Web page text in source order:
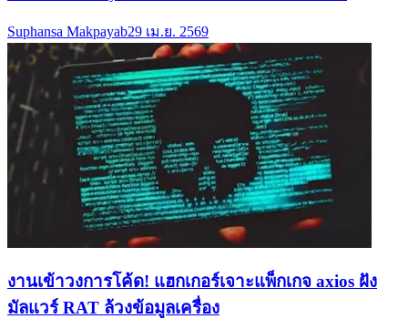
Suphansa Makpayab29 เม.ย. 2569
งานเข้าวงการโค้ด! แฮกเกอร์เจาะแพ็กเกจ axios ฝัง
มัลแวร์ RAT ล้วงข้อมูลเครื่อง